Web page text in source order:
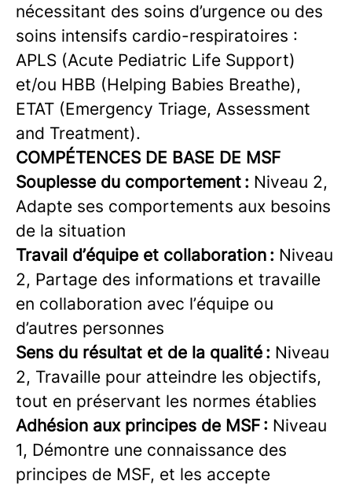
nécessitant des soins d’urgence ou des
soins intensifs cardio-respiratoires :
APLS (Acute Pediatric Life Support)
et/ou HBB (Helping Babies Breathe),
ETAT (Emergency Triage, Assessment
and Treatment).
COMPÉTENCES DE BASE DE MSF
Souplesse du comportement : Niveau 2,
Adapte ses comportements aux besoins
de la situation
Travail d’équipe et collaboration : Niveau
2, Partage des informations et travaille
en collaboration avec l’équipe ou
d’autres personnes
Sens du résultat et de la qualité : Niveau
2, Travaille pour atteindre les objectifs,
tout en préservant les normes établies
Adhésion aux principes de MSF : Niveau
1, Démontre une connaissance des
principes de MSF, et les accepte